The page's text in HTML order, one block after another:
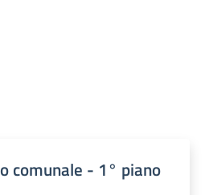
comunale - 1° piano